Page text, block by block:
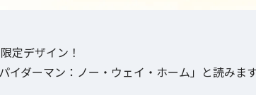
定デザイン！
イダーマン：ノー・ウェイ・ホーム」と読みます